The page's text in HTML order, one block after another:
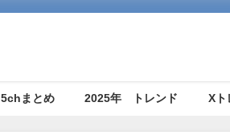
5chまとめ 2025年 トレンド Xト